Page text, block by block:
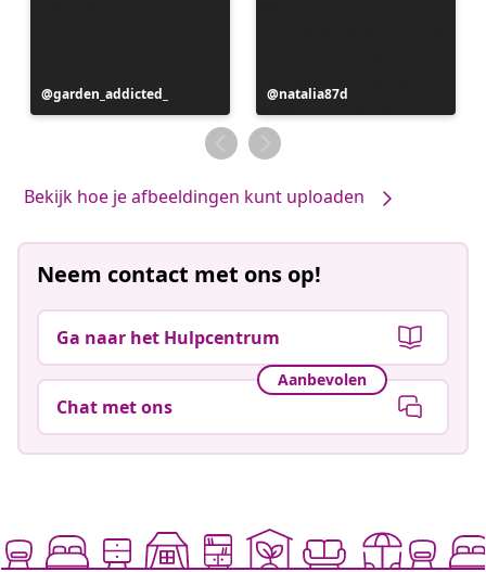
Bericht
gepubliceerd
garden_addicted_
Bericht
gepubliceerd
door
natalia87d
Bekijk hoe je afbeeldingen kunt uploaden
Neem contact met ons op!
Ga naar het Hulpcentrum
Aanbevolen
Chat met ons